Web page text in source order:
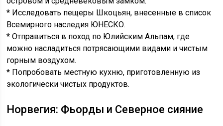
* Исследовать пещеры Шкоцьян, внесенные в список
Всемирного наследия ЮНЕСКО.
* Отправиться в поход по Юлийским Альпам, где
можно насладиться потрясающими видами и чистым
горным воздухом.
* Попробовать местную кухню, приготовленную из
экологически чистых продуктов.
Норвегия: Фьорды и Северное сияние